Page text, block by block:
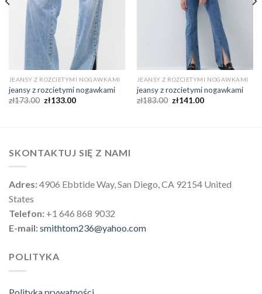
JEANSY Z ROZCIETYMI NOGAWKAMI
jeansy z rozcietymi nogawkami
zł173.00 zł133.00
JEANSY Z ROZCIETYMI NOGAWKAMI
jeansy z rozcietymi nogawkami
zł183.00 zł141.00
SKONTAKTUJ SIĘ Z NAMI
Adres:4906 Ebbtide Way, San Diego, CA 92154 United
States
Telefon: +1 646 868 9032
E-mail:smithtom236@yahoo.com
POLITYKA